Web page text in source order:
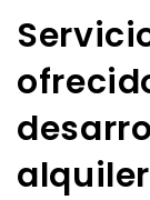
alquiler